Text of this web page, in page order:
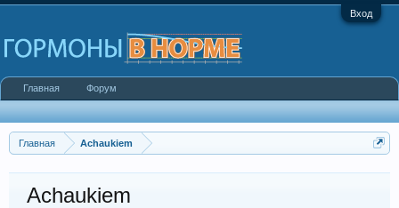
Вход
Главная Achaukiem
Achaukiem
Главная Форум